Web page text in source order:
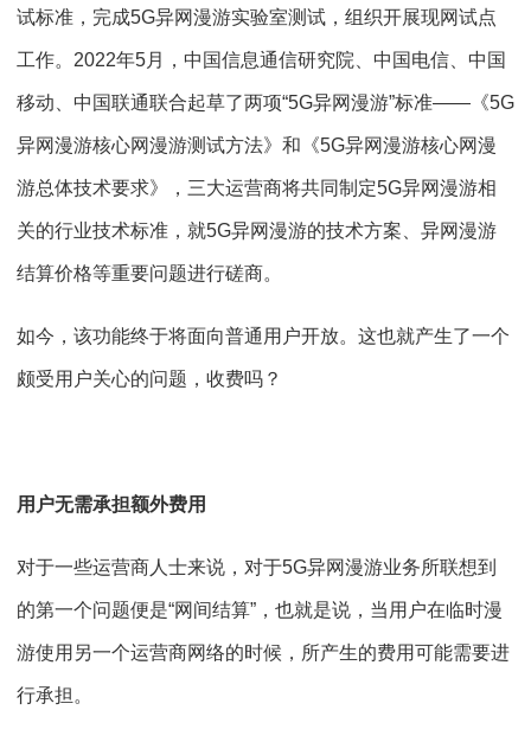
试标准，完成5G异网漫游实验室测试，组织开展现网试点
工作。2022年5月，中国信息通信研究院、中国电信、中国
移动、中国联通联合起草了两项“5G异网漫游”标准——《5G
异网漫游核心网漫游测试方法》和《5G异网漫游核心网漫
游总体技术要求》，三大运营商将共同制定5G异网漫游相
关的行业技术标准，就5G异网漫游的技术方案、异网漫游
结算价格等重要问题进行磋商。
如今，该功能终于将面向普通用户开放。这也就产生了一个
颇受用户关心的问题，收费吗？
用户无需承担额外费用
对于一些运营商人士来说，对于5G异网漫游业务所联想到
的第一个问题便是“网间结算”，也就是说，当用户在临时漫
游使用另一个运营商网络的时候，所产生的费用可能需要进
行承担。